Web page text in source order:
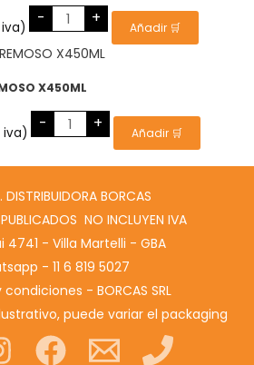
- RUGBEE
AEROSOL
X
360
ML
cantidad
+ Añadir 🛒
X450ML
iva) - LYSOFORM
CREMOSO
X450ML
+ Añadir 🛒
BORCAS
NO INCLUYEN IVA
4741 - Villa Martelli - GBA
- 11 6 819 5027
- BORCAS SRL
puede variar el packaging